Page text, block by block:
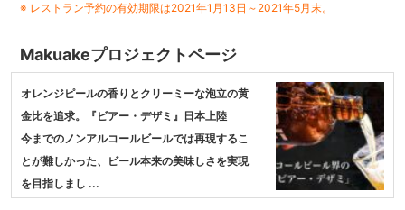
※ レストラン予約の有効期限は2021年1月13日～2021年5月末。
Makuakeプロジェクトページ
オレンジピールの香りとクリーミーな泡立の黄
金比を追求。『ビアー・デザミ』日本上陸
今までのノンアルコールビールでは再現するこ
とが難しかった、ビール本来の美味しさを実現
を目指しまし ...